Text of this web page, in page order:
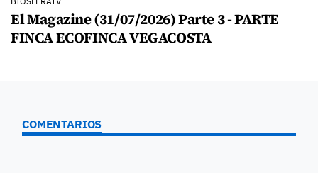
El Magazine (31/07/2026) Parte 3 - PARTE
FINCA ECOFINCA VEGACOSTA
COMENTARIOS